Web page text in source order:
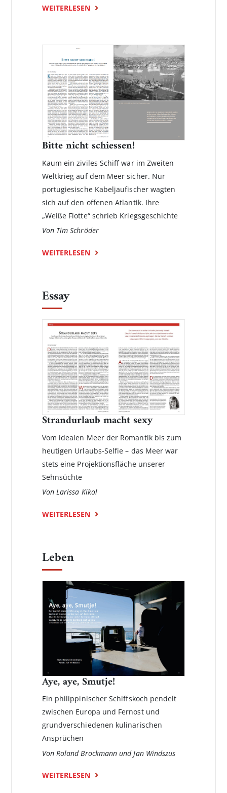
WEITERLESEN
Bitte nicht schiessen!
Kaum ein ziviles Schiff war im Zweiten
Weltkrieg auf dem Meer sicher. Nur
portugiesische Kabeljaufischer wagten
sich auf den offenen­ Atlantik. Ihre
„Weiße Flotte“ schrieb Kriegsgeschichte
Von Tim Schröder
WEITERLESEN
Essay
Strandurlaub macht sexy
Vom idealen Meer der Romantik bis zum
heutigen Urlaubs-Selfie – das Meer war
stets eine Projektionsfläche unserer
Sehnsüchte
Von Larissa Kikol
WEITERLESEN
Leben
Aye, aye, Smutje!
Ein philippinischer Schiffskoch pendelt
zwischen Europa und Fernost und
grundverschiedenen kulinarischen
Ansprüchen
Von Roland Brockmann und Jan Windszus
WEITERLESEN